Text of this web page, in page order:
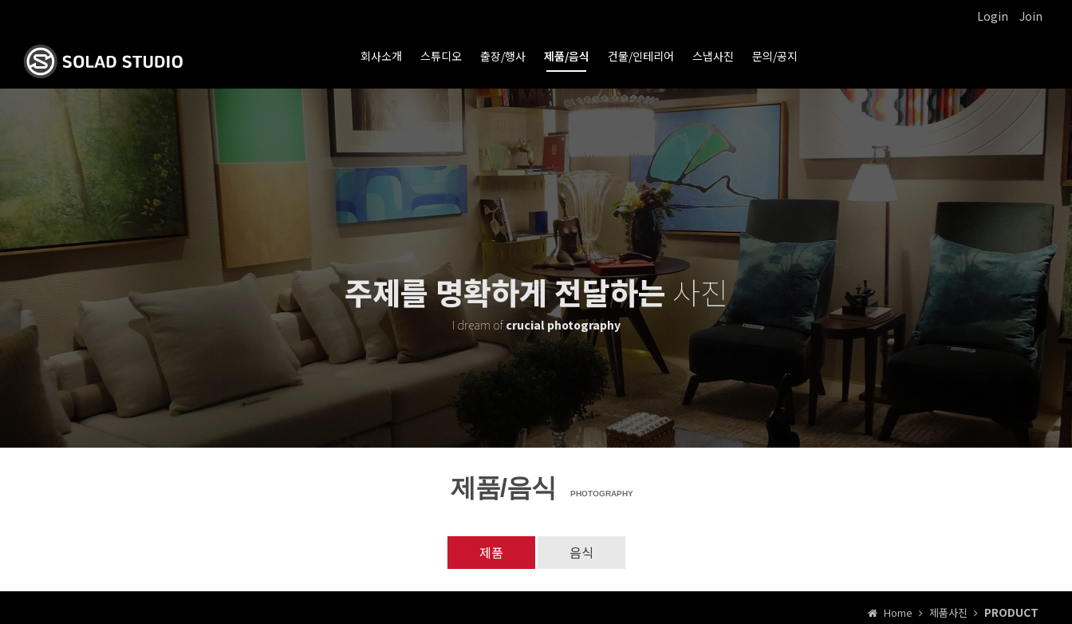
Login Join
회사소개 스튜디오 출장/행사 제품/음식 건물/인테리어 스냅사진 문의/공지
주제를 명확하게 전달하는 사진
I dream of crucial photography
제품/음식 PHOTOGRAPHY
제품 음식
Home 제품사진 PRODUCT